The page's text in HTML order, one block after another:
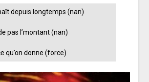
depuis longtemps (nan)
pas l’montant (nan)
qu’on donne (force)